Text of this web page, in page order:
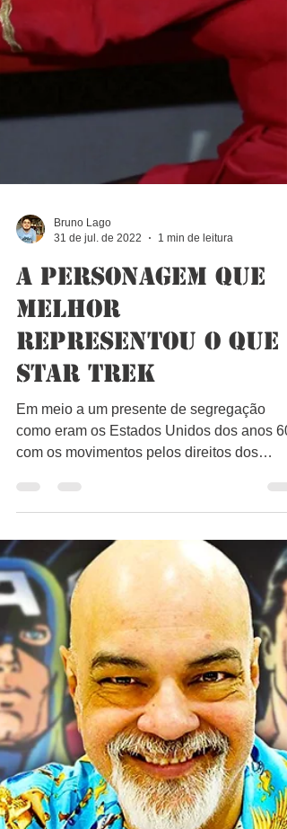
31 de jul. de 2022
A personagem que
melhor
representou o que é
Star Trek
Em meio a um presente de segregação
como eram os Estados Unidos dos anos
com os movimentos pelos direitos dos
negros estavam surgindo...